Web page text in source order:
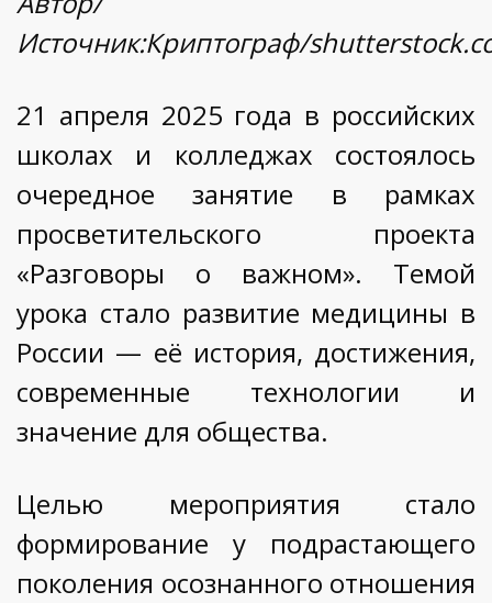
Источник:Криптограф/
21 апреля 2025 года в российских
школах и колледжах состоялось
очередное занятие в рамках
просветительского проекта
«Разговоры о важном». Темой
урока стало развитие медицины в
России — её история, достижения,
современные технологии и
значение для общества.
Целью мероприятия стало
формирование у подрастающего
поколения осознанного отношения